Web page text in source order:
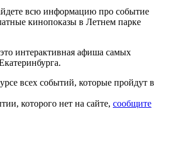
всю информацию про событие
кинопоказы в Летнем парке
интерактивная афиша самых
всех событий, которые пройдут в
которого нет на сайте, сообщите